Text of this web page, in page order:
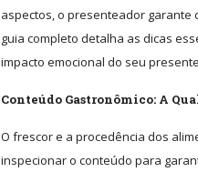
aspectos, o presenteador garante
guia completo detalha as dicas
impacto emocional do seu
Conteúdo Gastronômico: A
O frescor e a procedência dos
inspecionar o conteúdo para